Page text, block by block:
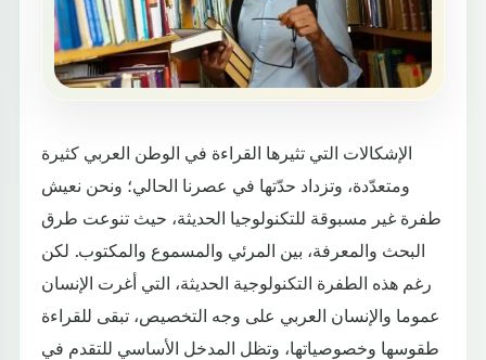
الإشكالات التي تثيرها القراءة في الوطن العربي كثيرة
ومتعدّدة، وتزداد حدّتها في عصرنا الحالي؛ ونحن نعيش
طفرة غير مسبوقة للتكنولوجيا الحديثة، حيث تنوعت طرق
البحث والمعرفة، بين المرئي والمسموع والمكتوب. لكن
رغم هذه الطفرة التكنولوجية الحديثة، التي أغرت الإنسان
عموما والإنسان العربي على وجه التخصيص، تبقى للقراءة
طقوسها وخصوصياتها، وتظل المدخل الأساسي للتقدم في